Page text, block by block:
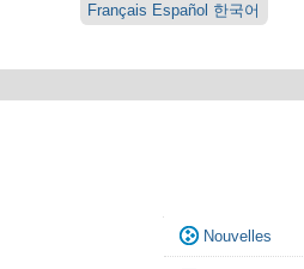
Français Español 한국어
Navigation
Nouvelles